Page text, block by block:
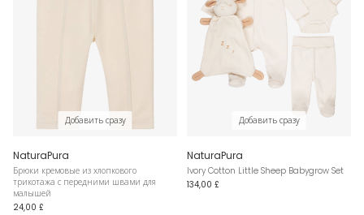
Добавить сразу
NaturaPura
Брюки кремовые из хлопкового
трикотажа с передними швами для
малышей
24,00 £
Добавить сразу
NaturaPura
Ivory Cotton Little Sheep Babygrow Set
134,00 £